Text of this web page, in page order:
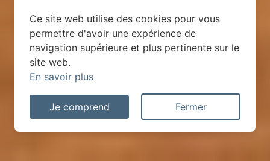
Ce site web utilise des cookies pour vous
permettre d'avoir une expérience de
navigation supérieure et plus pertinente sur le
site web.
En savoir plus
Je comprend Fermer